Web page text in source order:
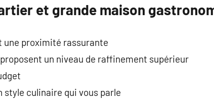
et grande maison
proximité rassurante
un niveau de raffinement supérieur
style culinaire qui vous parle